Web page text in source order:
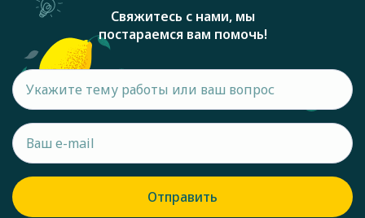
Свяжитесь с нами, мы
постараемся вам помочь!
Отправить